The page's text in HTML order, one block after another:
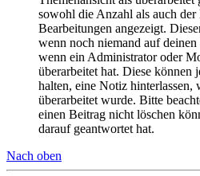
sowohl die Anzahl als auch
Bearbeitungen angezeigt.
wenn noch niemand auf
wenn ein Administrator oder
überarbeitet hat. Diese können
halten, eine Notiz hinterlassen,
überarbeitet wurde. Bitte
einen Beitrag nicht löschen
darauf geantwortet hat.
Nach oben